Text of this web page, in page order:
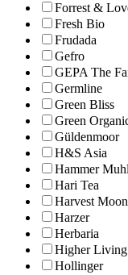
Forrest &
Fresh Bio
Frudada
Gefro
GEPA The
Germline
Green Bliss
Green
Güldenmoor
H&S Asia
Hammer
Hari Tea
Harvest Moon
Harzer
Herbaria
Higher Living
Hollinger